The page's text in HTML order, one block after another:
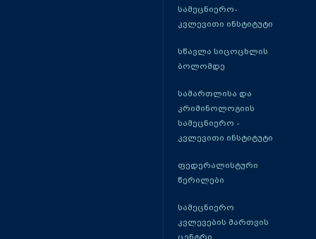
სამეცნიერო-
კვლევითი ინსტიტუტი
სწავლა სიცოცხლის
ბოლომდე
სამართლისა და
კრიმინოლოგიის
სამეცნიერო -
კვლევითი ინსტიტუტი
ფედერალისტური
წერილები
სამეცნიერო
კვლევების მართვის
ცენტრი